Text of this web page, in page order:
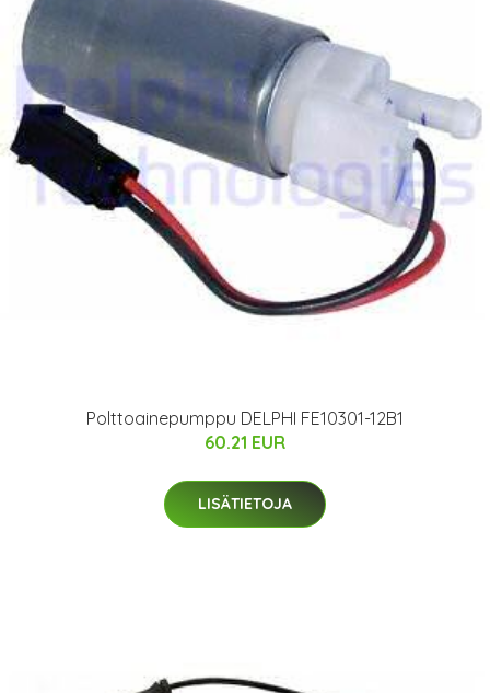
Polttoainepumppu DELPHI FE10301-12B1
60.21 EUR
LISÄTIETOJA